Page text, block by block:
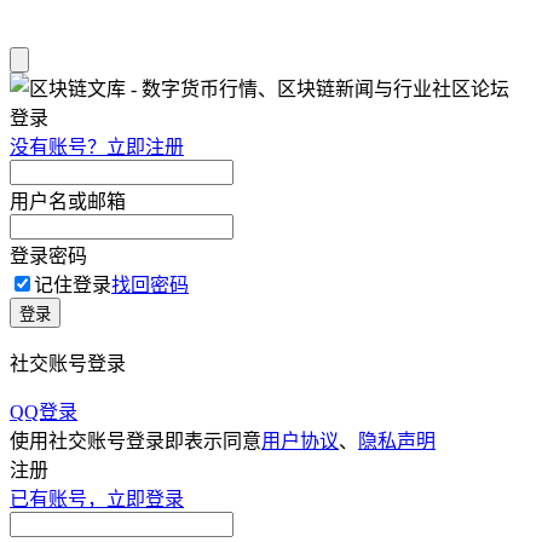
登录
没有账号？立即注册
用户名或邮箱
登录密码
记住登录找回密码
登录
社交账号登录
QQ登录
使用社交账号登录即表示同意用户协议、
隐私声明
注册
已有账号，立即登录